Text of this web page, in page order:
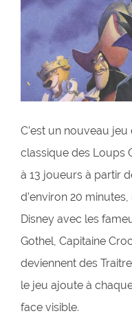
C’est un nouveau
classique des Loups
à 13 joueurs à partir
d’environ 20
Disney avec les
Gothel, Capitaine
deviennent des
le jeu ajoute à
face visible.